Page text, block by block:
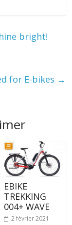
bright!
for E-bikes →
EBIKE
TREKKING
004+ WAVE
2 février 2021